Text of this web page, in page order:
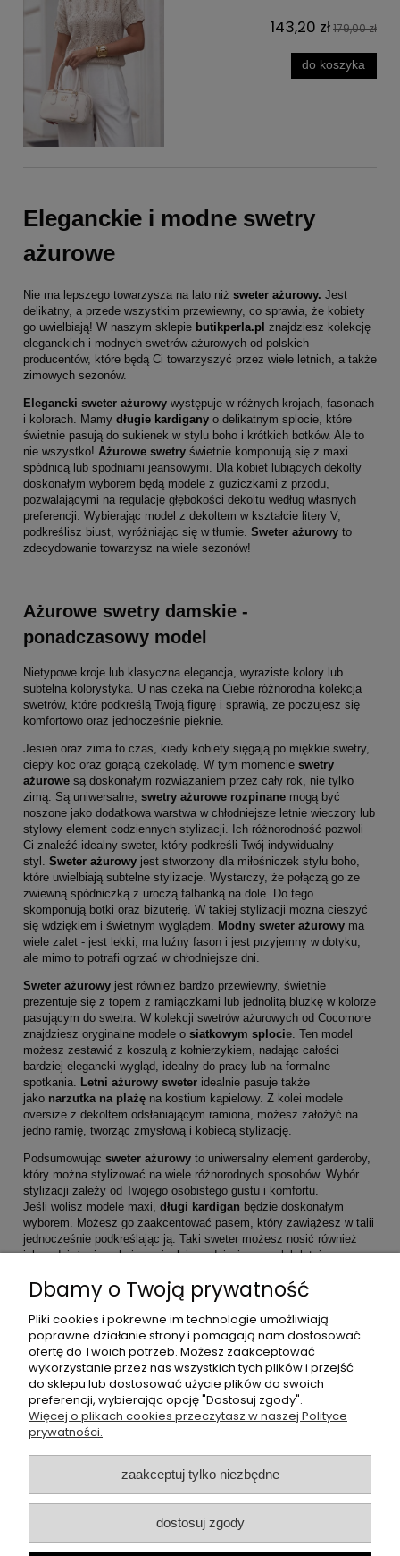
143,20 zł179,00 zł
do koszyka
Eleganckie i modne swetry
ażurowe
Nie ma lepszego towarzysza na lato niż sweter ażurowy. Jest
delikatny, a przede wszystkim przewiewny, co sprawia, że kobiety
go uwielbiają! W naszym sklepie butikperla.pl znajdziesz kolekcję
eleganckich i modnych swetrów ażurowych od polskich
producentów, które będą Ci towarzyszyć przez wiele letnich, a także
zimowych sezonów.
Elegancki sweter ażurowy występuje w różnych krojach, fasonach
i kolorach. Mamy długie kardigany o delikatnym splocie, które
świetnie pasują do sukienek w stylu boho i krótkich botków. Ale to
nie wszystko! Ażurowe swetry świetnie komponują się z maxi
spódnicą lub spodniami jeansowymi. Dla kobiet lubiących dekolty
doskonałym wyborem będą modele z guziczkami z przodu,
pozwalającymi na regulację głębokości dekoltu według własnych
preferencji. Wybierając model z dekoltem w kształcie litery V,
podkreślisz biust, wyróżniając się w tłumie. Sweter ażurowy to
zdecydowanie towarzysz na wiele sezonów!
Ażurowe swetry damskie -
ponadczasowy model
Nietypowe kroje lub klasyczna elegancja, wyraziste kolory lub
subtelna kolorystyka. U nas czeka na Ciebie różnorodna kolekcja
swetrów, które podkreślą Twoją figurę i sprawią, że poczujesz się
komfortowo oraz jednocześnie pięknie.
Jesień oraz zima to czas, kiedy kobiety sięgają po miękkie swetry,
ciepły koc oraz gorącą czekoladę. W tym momencie swetry
ażurowe są doskonałym rozwiązaniem przez cały rok, nie tylko
zimą. Są uniwersalne, swetry ażurowe rozpinane mogą być
noszone jako dodatkowa warstwa w chłodniejsze letnie wieczory lub
stylowy element codziennych stylizacji. Ich różnorodność pozwoli
Ci znaleźć idealny sweter, który podkreśli Twój indywidualny
styl. Sweter ażurowy jest stworzony dla miłośniczek stylu boho,
które uwielbiają subtelne stylizacje. Wystarczy, że połączą go ze
zwiewną spódniczką z uroczą falbanką na dole. Do tego
skomponują botki oraz biżuterię. W takiej stylizacji można cieszyć
się wdziękiem i świetnym wyglądem. Modny sweter ażurowy ma
wiele zalet - jest lekki, ma luźny fason i jest przyjemny w dotyku,
ale mimo to potrafi ogrzać w chłodniejsze dni.
Sweter ażurowy jest również bardzo przewiewny, świetnie
prezentuje się z topem z ramiączkami lub jednolitą bluzkę w kolorze
pasującym do swetra. W kolekcji swetrów ażurowych od Cocomore
znajdziesz oryginalne modele o siatkowym splocie. Ten model
możesz zestawić z koszulą z kołnierzykiem, nadając całości
bardziej elegancki wygląd, idealny do pracy lub na formalne
spotkania. Letni ażurowy sweter idealnie pasuje także
jako narzutka na plażę na kostium kąpielowy. Z kolei modele
oversize z dekoltem odsłaniającym ramiona, możesz założyć na
jedno ramię, tworząc zmysłową i kobiecą stylizację.
Podsumowując sweter ażurowy to uniwersalny element garderoby,
który można stylizować na wiele różnorodnych sposobów. Wybór
stylizacji zależy od Twojego osobistego gustu i komfortu.
Jeśli wolisz modele maxi, długi kardigan będzie doskonałym
wyborem. Możesz go zaakcentować pasem, który zawiążesz w talii
jednocześnie podkreślając ją. Taki sweter możesz nosić również
jako odzież wierzchnią w cieplejsze dni wiosenne lub letnie.
pewno znajdziesz swój jedyny.
Informacje
Moje konto
O nas
- oferujemy swetry, bluzki, spodnie oraz halki
polskich producentów, takich jak: cocomore, lila lou.
Dbamy o Twoją prywatność
Pliki cookies i pokrewne im technologie umożliwiają
poprawne działanie strony i pomagają nam dostosować
ofertę do Twoich potrzeb. Możesz zaakceptować
wykorzystanie przez nas wszystkich tych plików i przejść
do sklepu lub dostosować użycie plików do swoich
preferencji, wybierając opcję "Dostosuj zgody".
Więcej o plikach cookies przeczytasz w naszej Polityce
prywatności.
zaakceptuj tylko niezbędne
dostosuj zgody